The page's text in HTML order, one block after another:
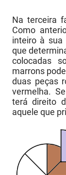
Na terceira
Como
inteiro à sua
que
colocadas
marrons
duas peças
vermelha.
terá direito
aquele que